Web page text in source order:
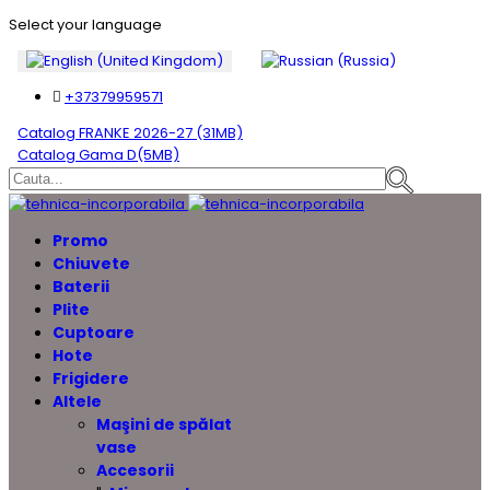
Select your language
+37379959571
Catalog FRANKE 2026-27 (31MB)
Catalog Gama D(5MB)
Promo
Chiuvete
Baterii
Plite
Cuptoare
Hote
Frigidere
Altele
Maşini de spălat
vase
Accesorii